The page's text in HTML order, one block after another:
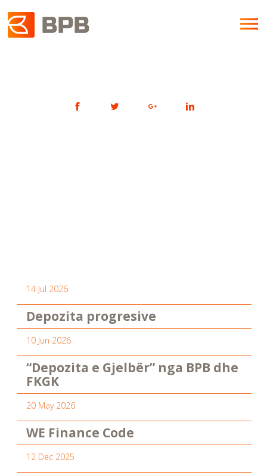
14 Jul 2026
Depozita progresive
10 Jun 2026
“Depozita e Gjelbër” nga BPB dhe
FKGK
20 May 2026
WE Finance Code
12 Dec 2025